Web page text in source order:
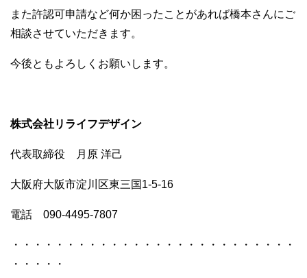
また許認可申請など何か困ったことがあれば橋本さんにご
相談させていただきます。
今後ともよろしくお願いします。
株式会社リライフデザイン
代表取締役 月原 洋己
大阪府大阪市淀川区東三国1-5-16
電話 090-4495-7807
・・・・・・・・・・・・・・・・・・・・・・・・・・
・・・・・